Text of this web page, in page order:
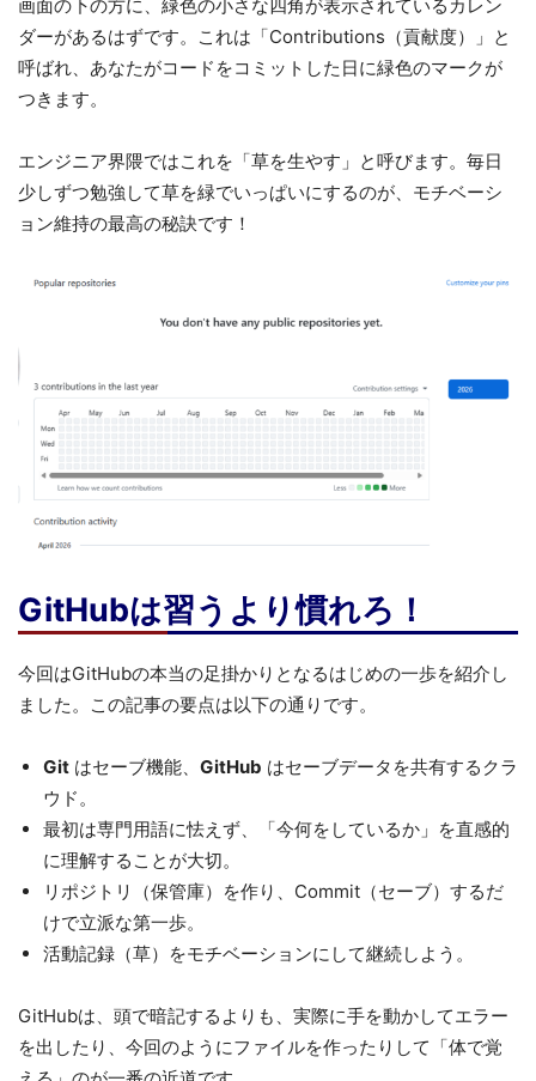
画面の下の方に、緑色の小さな四角が表示されているカレン
ダーがあるはずです。これは「Contributions（貢献度）」と
呼ばれ、あなたがコードをコミットした日に緑色のマークが
つきます。
エンジニア界隈ではこれを「草を生やす」と呼びます。毎日
少しずつ勉強して草を緑でいっぱいにするのが、モチベーシ
ョン維持の最高の秘訣です！
GitHubは習うより慣れろ！
今回はGitHubの本当の足掛かりとなるはじめの一歩を紹介し
ました。この記事の要点は以下の通りです。
Git はセーブ機能、 GitHub はセーブデータを共有するクラ
ウド。
最初は専門用語に怯えず、「今何をしているか」を直感的
に理解することが大切。
リポジトリ（保管庫）を作り、Commit（セーブ）するだ
けで立派な第一歩。
活動記録（草）をモチベーションにして継続しよう。
GitHubは、頭で暗記するよりも、実際に手を動かしてエラー
を出したり、今回のようにファイルを作ったりして「体で覚